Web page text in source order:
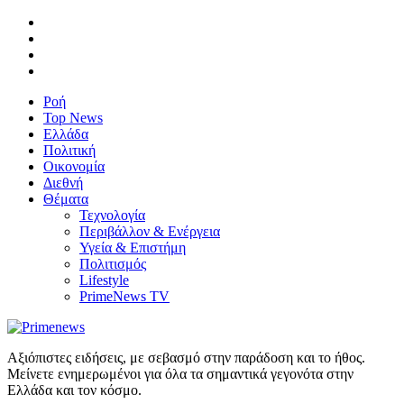
Ροή
Top News
Ελλάδα
Πολιτική
Οικονομία
Διεθνή
Θέματα
Τεχνολογία
Περιβάλλον & Ενέργεια
Υγεία & Επιστήμη
Πολιτισμός
Lifestyle
PrimeNews TV
Αξιόπιστες ειδήσεις, με σεβασμό στην παράδοση και το ήθος.
Μείνετε ενημερωμένοι για όλα τα σημαντικά γεγονότα στην
Ελλάδα και τον κόσμο.